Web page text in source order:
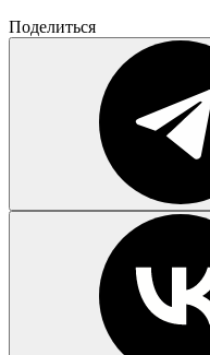
Поделиться